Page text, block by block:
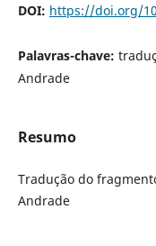
DOI: https://doi.org/
Palavras-chave:
Andrade
Resumo
Tradução do
Andrade